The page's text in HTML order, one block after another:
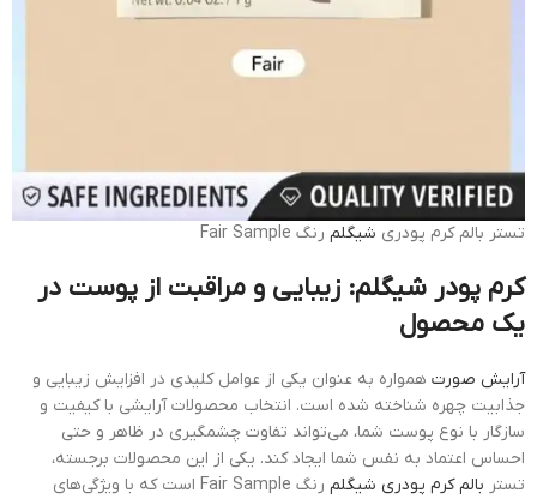
تستر بالم کرم پودری شیگلم رنگ Fair Sample
کرم پودر شیگلم: زیبایی و مراقبت از پوست در
یک محصول
آرایش صورت همواره به عنوان یکی از عوامل کلیدی در افزایش زیبایی و
جذابیت چهره شناخته شده است. انتخاب محصولات آرایشی با کیفیت و
سازگار با نوع پوست شما، می‌تواند تفاوت چشمگیری در ظاهر و حتی
احساس اعتماد به نفس شما ایجاد کند. یکی از این محصولات برجسته،
تستر بالم کرم پودری شیگلم
رنگ Fair Sample است که با ویژگی‌های